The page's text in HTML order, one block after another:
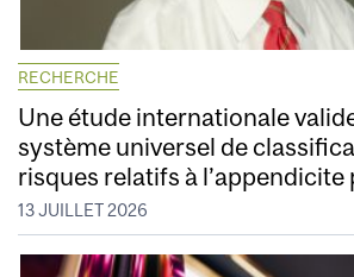
RECHERCHE
Une étude internationale
système universel de
risques relatifs à
13 JUILLET 2026